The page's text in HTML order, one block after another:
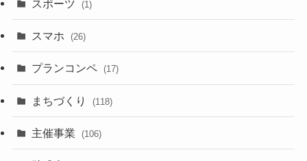
スポーツ (1)
スマホ (26)
プランコンペ (17)
まちづくり (118)
主催事業 (106)